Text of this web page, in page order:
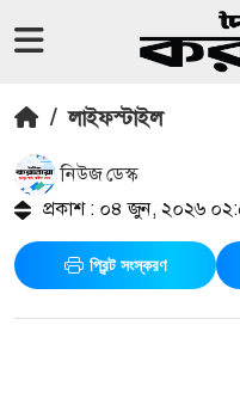
/ লাইফস্টাইল
নিউজ ডেস্ক
প্রকাশ : ০৪ জুন, ২০২৬
প্রিন্ট সংস্করণ